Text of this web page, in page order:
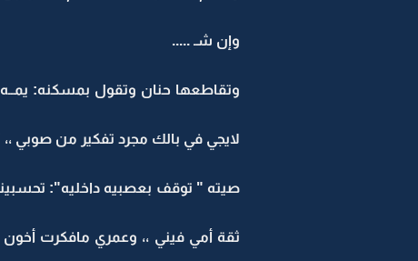
وإن شـ .....
وتقاطعها حنان وتقول بمسكنه: يمــه
لايجي في بالك مجرد تفكير من صوبي ،،
صيته " توقف بعصبيه داخليه":
ثقة أمي فيني ،، وعمري مافكرت